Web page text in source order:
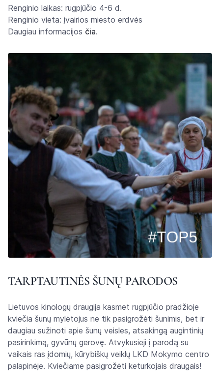
Renginio laikas: rugpjūčio 4-6 d.
Renginio vieta: įvairios miesto erdvės
Daugiau informacijos čia.
TARPTAUTINĖS ŠUNŲ PARODOS
Lietuvos kinologų draugija kasmet rugpjūčio pradžioje
kviečia šunų mylėtojus ne tik pasigrožėti šunimis, bet ir
daugiau sužinoti apie šunų veisles, atsakingą augintinių
pasirinkimą, gyvūnų gerovę. Atvykusieji į parodą su
vaikais ras įdomių, kūrybiškų veiklų LKD Mokymo centro
palapinėje. Kviečiame pasigrožėti keturkojais draugais!